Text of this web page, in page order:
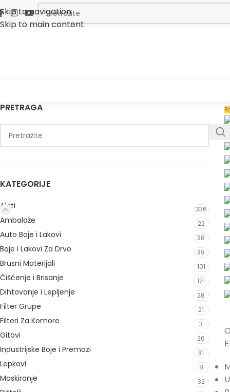
Skip to navigation
Skip to main content
PRETRAGA
KATEGORIJE
Alati 336
Ambalaže 22
Auto Boje i Lakovi 38
Boje i Lakovi Za Drvo 39
Brusni Materijali 101
Čišćenje i Brisanje 171
Dihtovanje i Lepljenje 28
Filter Grupe 21
Filteri Za Komore 3
Gitovi 26
Industrijske Boje i Premazi 31
Lepkovi 8
Maskiranje 32